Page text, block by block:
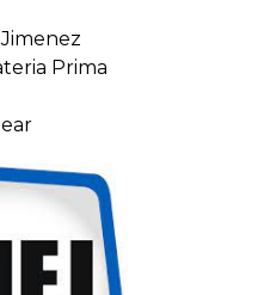
Jimenez
Prima